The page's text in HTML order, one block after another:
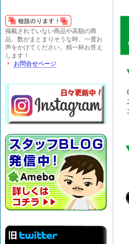
掲載されていない商品や高額の商
品、数がまとまりそうな時、一度お
声をかけてください。精一杯お答え
します！
お問合せページ